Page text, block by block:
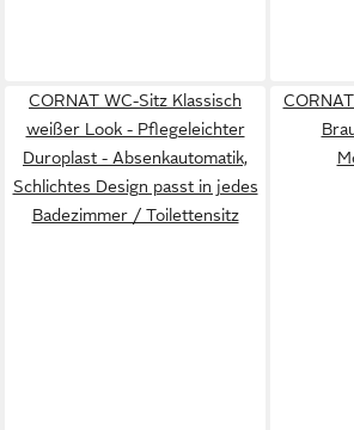
CORNAT WC-Sitz Klassisch
weißer Look - Pflegeleichter
Duroplast - Absenkautomatik,
Schlichtes Design passt in jedes
Badezimmer / Toilettensitz